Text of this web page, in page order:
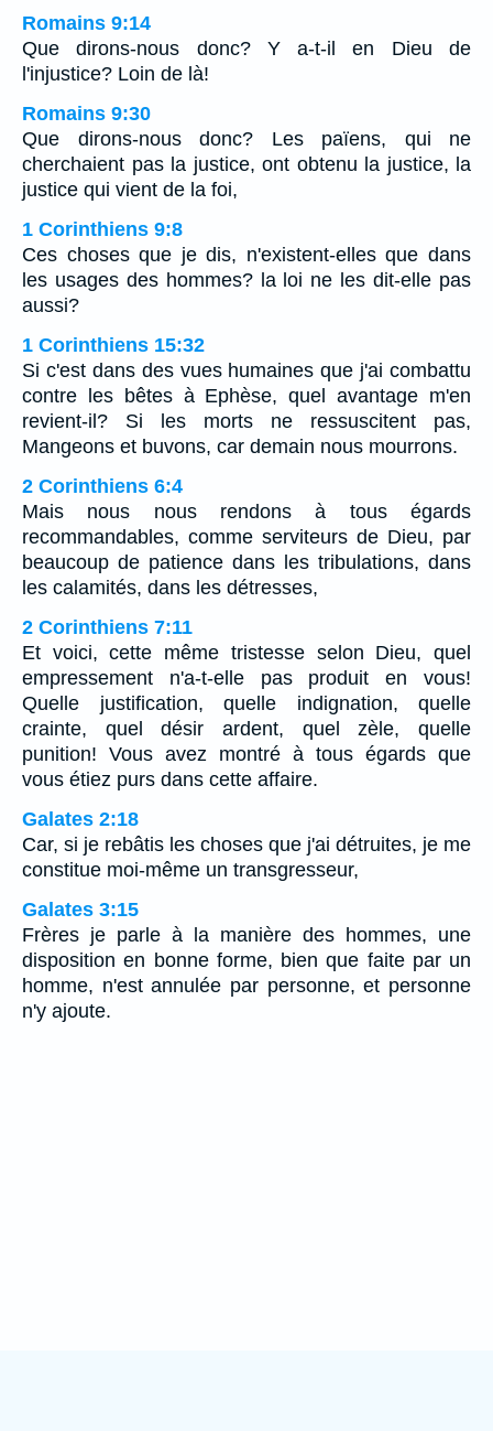
Romains 9:14
Que dirons-nous donc? Y a-t-il en Dieu de
l'injustice? Loin de là!
Romains 9:30
Que dirons-nous donc? Les païens, qui ne
cherchaient pas la justice, ont obtenu la justice, la
justice qui vient de la foi,
1 Corinthiens 9:8
Ces choses que je dis, n'existent-elles que dans
les usages des hommes? la loi ne les dit-elle pas
aussi?
1 Corinthiens 15:32
Si c'est dans des vues humaines que j'ai combattu
contre les bêtes à Ephèse, quel avantage m'en
revient-il? Si les morts ne ressuscitent pas,
Mangeons et buvons, car demain nous mourrons.
2 Corinthiens 6:4
Mais nous nous rendons à tous égards
recommandables, comme serviteurs de Dieu, par
beaucoup de patience dans les tribulations, dans
les calamités, dans les détresses,
2 Corinthiens 7:11
Et voici, cette même tristesse selon Dieu, quel
empressement n'a-t-elle pas produit en vous!
Quelle justification, quelle indignation, quelle
crainte, quel désir ardent, quel zèle, quelle
punition! Vous avez montré à tous égards que
vous étiez purs dans cette affaire.
Galates 2:18
Car, si je rebâtis les choses que j'ai détruites, je me
constitue moi-même un transgresseur,
Galates 3:15
Frères je parle à la manière des hommes, une
disposition en bonne forme, bien que faite par un
homme, n'est annulée par personne, et personne
n'y ajoute.